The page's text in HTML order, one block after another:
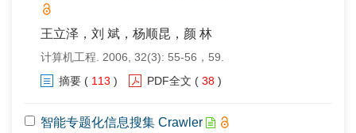
王立泽，刘 斌，杨顺昆，颜 林
计算机工程. 2006, 32(3): 55-56，59.
摘要 ( 113 ) PDF全文 ( 38 )
智能专题化信息搜集 Crawler